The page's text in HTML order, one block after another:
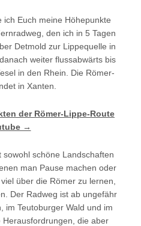
Euch meine Höhepunkte
den ich in 5 Tagen
Detmold zur Lippequelle in
weiter flussabwärts bis
in den Rhein. Die Römer-
in Xanten.
der Römer-Lippe-Route
→
schöne Landschaften
man Pause machen oder
über die Römer zu lernen,
Der Radweg ist ab ungefähr
im Teutoburger Wald und im
die aber